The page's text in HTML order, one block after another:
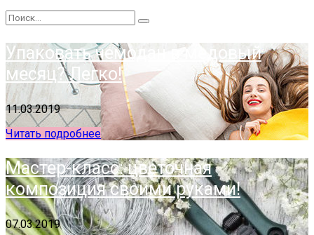
Упаковать чемодан в медовый
месяц? Легко!
11.03.2019
Читать подробнее
Мастер-класс: цветочная
композиция своими руками!
07.03.2019